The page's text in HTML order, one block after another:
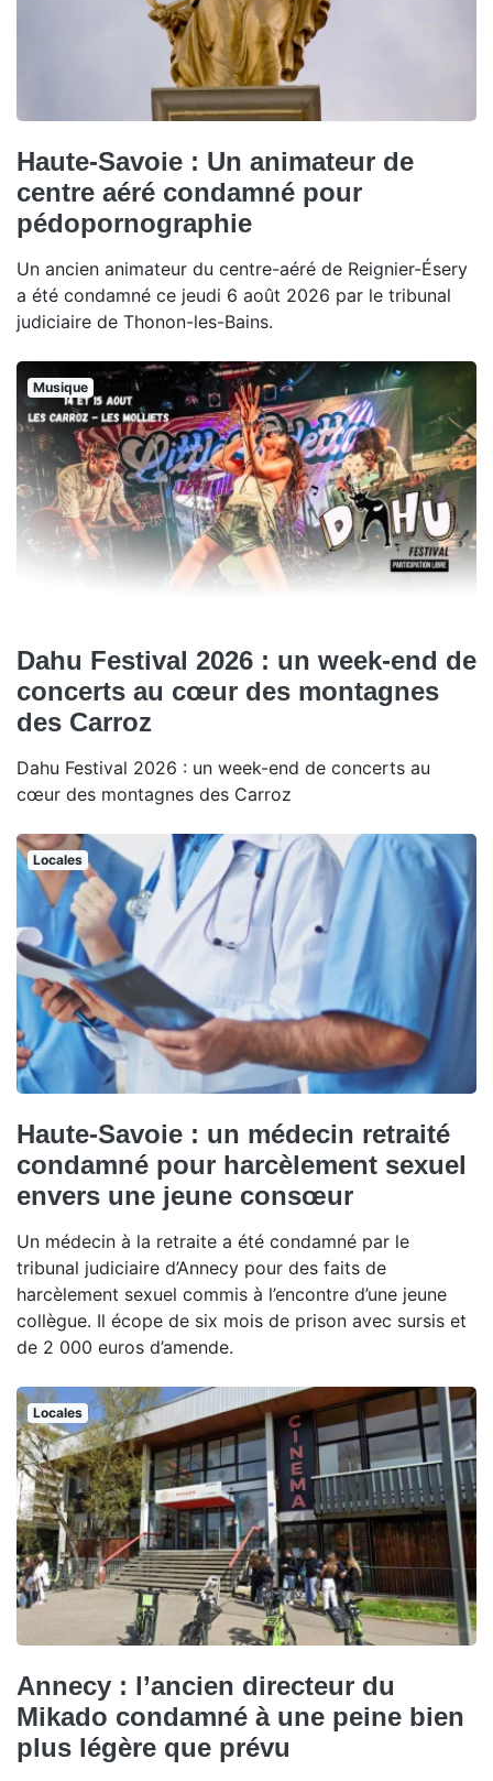
Haute-Savoie : Un animateur de
centre aéré condamné pour
pédopornographie
Un ancien animateur du centre-aéré de Reignier-Ésery
a été condamné ce jeudi 6 août 2026 par le tribunal
judiciaire de Thonon-les-Bains.
Musique
Dahu Festival 2026 : un week-end de
concerts au cœur des montagnes
des Carroz
Dahu Festival 2026 : un week-end de concerts au
cœur des montagnes des Carroz
Locales
Haute-Savoie : un médecin retraité
condamné pour harcèlement sexuel
envers une jeune consœur
Un médecin à la retraite a été condamné par le
tribunal judiciaire d’Annecy pour des faits de
harcèlement sexuel commis à l’encontre d’une jeune
collègue. Il écope de six mois de prison avec sursis et
de 2 000 euros d’amende.
Locales
Annecy : l’ancien directeur du
Mikado condamné à une peine bien
plus légère que prévu